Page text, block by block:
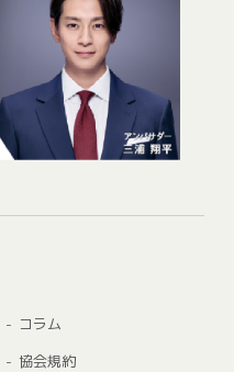
コラム
協会規約